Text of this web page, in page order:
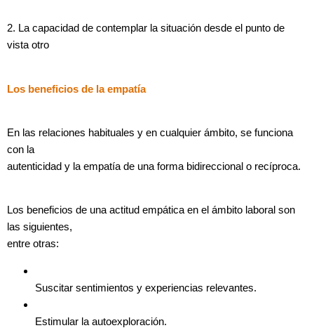
2. La capacidad de contemplar la situación desde el punto de
vista otro
Los beneficios de la empatía
En las relaciones habituales y en cualquier ámbito, se funciona
con la
autenticidad y la empatía de una forma bidireccional o recíproca.
Los beneficios de una actitud empática en el ámbito laboral son
las siguientes,
entre otras:
Suscitar sentimientos y experiencias relevantes.
Estimular la autoexploración.